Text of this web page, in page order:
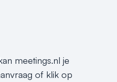
meetings.nl je
of klik op